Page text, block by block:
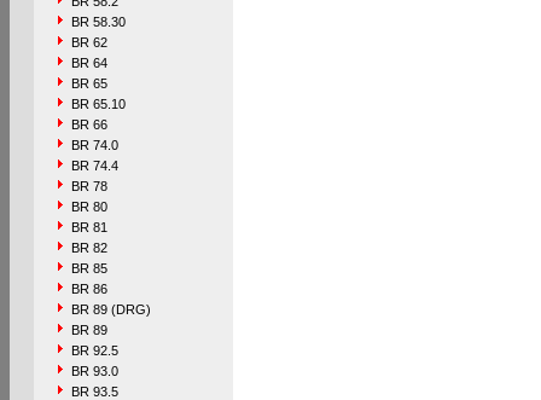
BR 58.30
BR 62
BR 64
BR 65
BR 65.10
BR 66
BR 74.0
BR 74.4
BR 78
BR 80
BR 81
BR 82
BR 85
BR 86
BR 89 (DRG)
BR 89
BR 92.5
BR 93.0
BR 93.5